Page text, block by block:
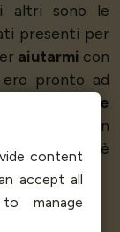
altri sono le
presenti per
aiutarmi con
ero pronto ad
Posso
stare
non
Tutto è
content
accept all
manage